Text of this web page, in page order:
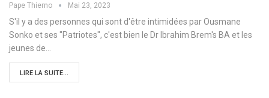
Pape Thierno Mai 23, 2023
S'il y a des personnes qui sont d'être intimidées par Ousmane
Sonko et ses "Patriotes", c'est bien le Dr Ibrahim Brem's BA et les
jeunes de…
LIRE LA SUITE...